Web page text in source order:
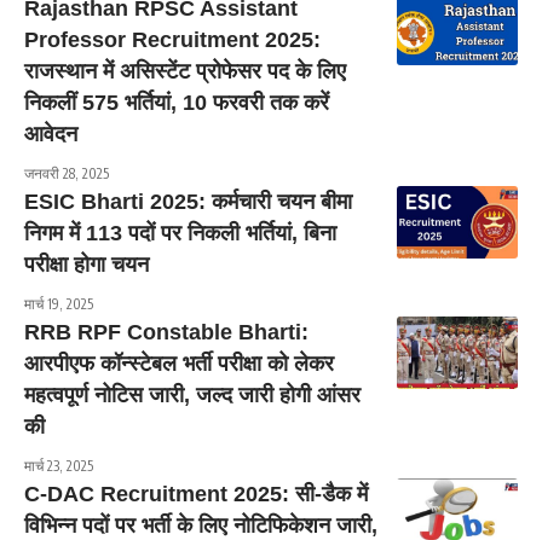
Rajasthan RPSC Assistant
Professor Recruitment 2025:
राजस्थान में असिस्टेंट प्रोफेसर पद के लिए
निकलीं 575 भर्तियां, 10 फरवरी तक करें
आवेदन
जनवरी 28, 2025
ESIC Bharti 2025: कर्मचारी चयन बीमा
निगम में 113 पदों पर निकली भर्तियां, बिना
परीक्षा होगा चयन
मार्च 19, 2025
RRB RPF Constable Bharti:
आरपीएफ कॉन्स्टेबल भर्ती परीक्षा को लेकर
महत्वपूर्ण नोटिस जारी, जल्द जारी होगी आंसर
की
मार्च 23, 2025
C-DAC Recruitment 2025: सी-डैक में
विभिन्न पदों पर भर्ती के लिए नोटिफिकेशन जारी,